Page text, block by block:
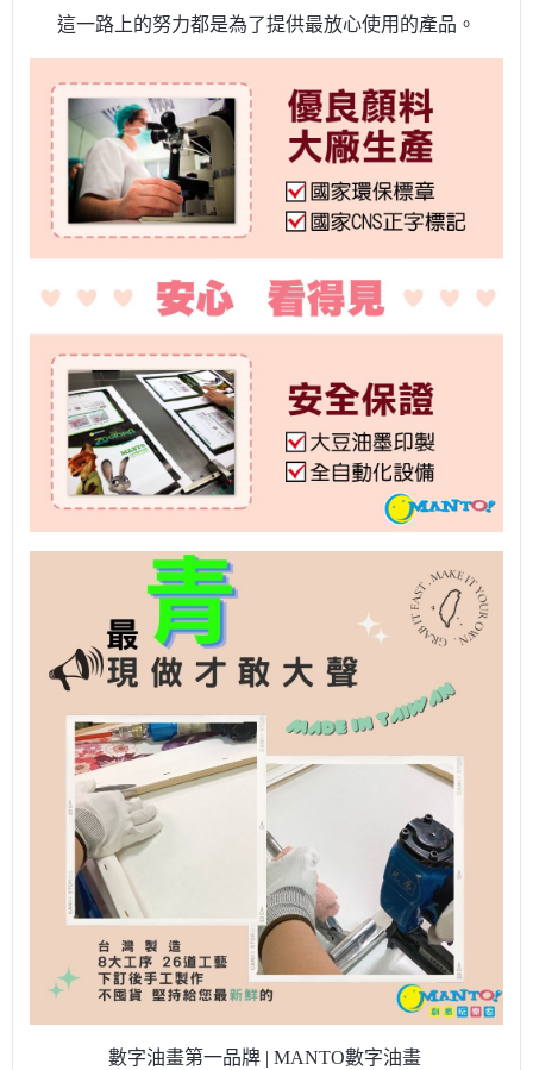
這一路上的努力都是為了提供最放心使用的產品。
數字油畫第一品牌 | MANTO數字油畫